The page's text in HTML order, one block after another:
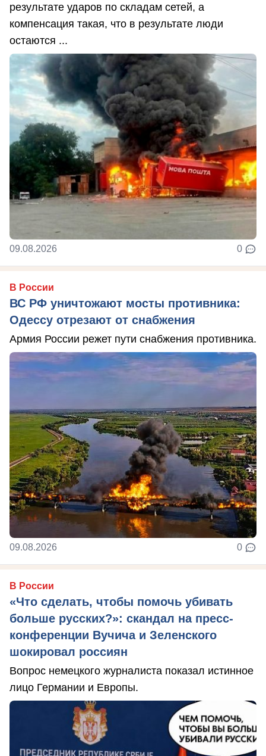
результате ударов по складам сетей, а
компенсация такая, что в результате люди
остаются ...
09.08.2026 0
В России
ВС РФ уничтожают мосты противника:
Одессу отрезают от снабжения
Армия России режет пути снабжения противника.
09.08.2026 0
В России
«Что сделать, чтобы помочь убивать
больше русских?»: скандал на пресс-
конференции Вучича и Зеленского
шокировал россиян
Вопрос немецкого журналиста показал истинное
лицо Германии и Европы.